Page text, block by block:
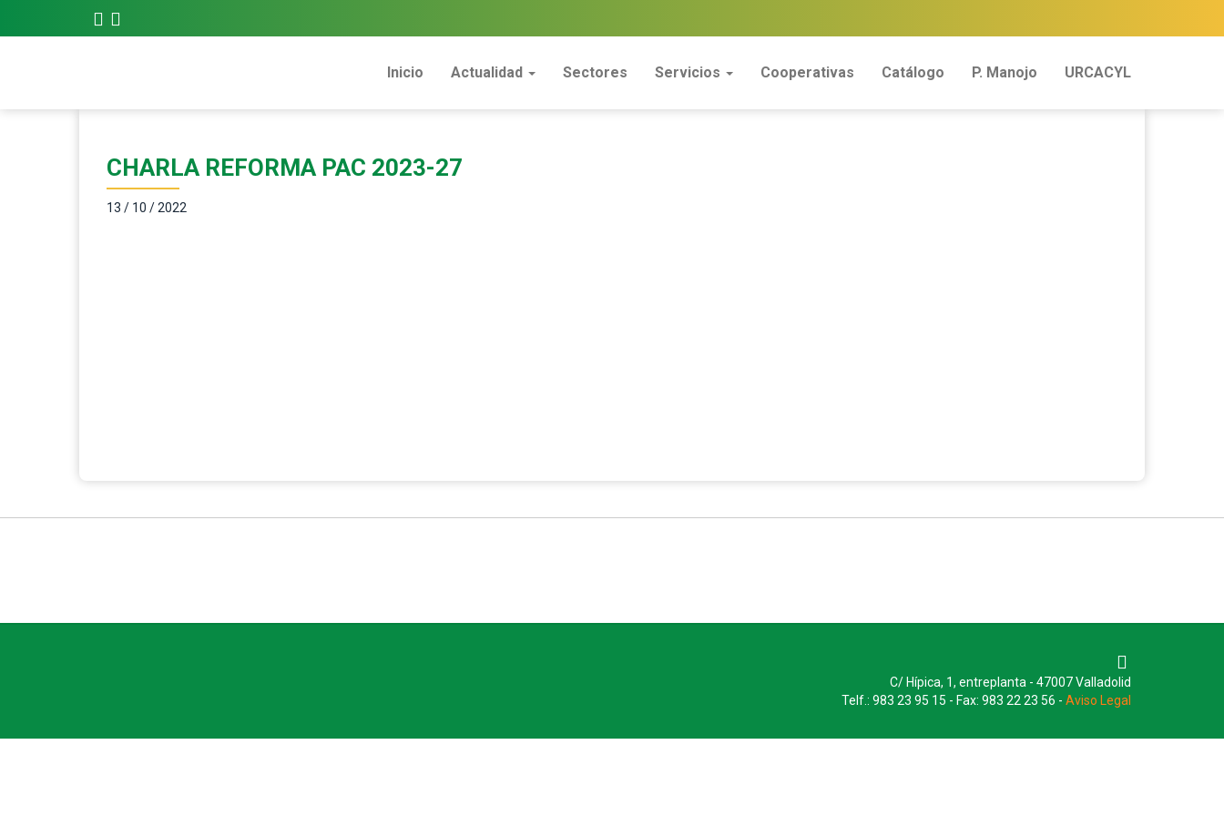
Inicio Actualidad Sectores Servicios Cooperativas Catálogo P. Manojo URCACYL
CHARLA REFORMA PAC 2023-27
13 / 10 / 2022
C/ Hípica, 1, entreplanta - 47007 Valladolid
Telf.: 983 23 95 15 - Fax: 983 22 23 56 - Aviso Legal